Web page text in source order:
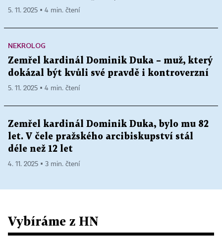
5. 11. 2025 ▪ 4 min. čtení
NEKROLOG
Zemřel kardinál Dominik Duka – muž, který
dokázal být kvůli své pravdě i kontroverzní
5. 11. 2025 ▪ 4 min. čtení
Zemřel kardinál Dominik Duka, bylo mu 82
let. V čele pražského arcibiskupství stál
déle než 12 let
4. 11. 2025 ▪ 3 min. čtení
Vybíráme z HN